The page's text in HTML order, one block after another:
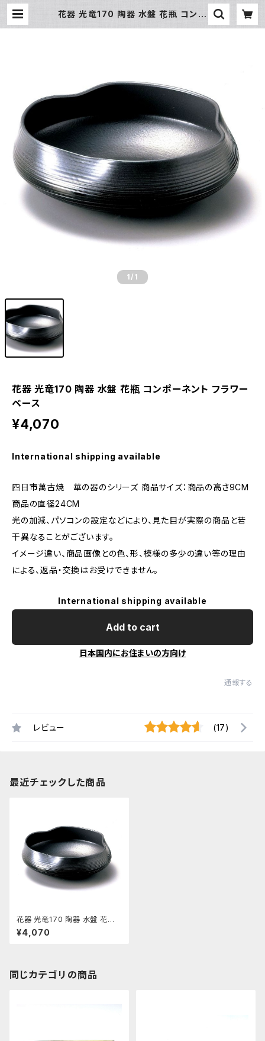
花器 光竜170 陶器 水盤 花瓶 コンポ
1 /1
花器 光竜170 陶器 水盤 花瓶 コンポーネント フラワー
ベース
¥4,070
International shipping available
四日市萬古焼 華の器のシリーズ 商品サイズ：商品の高さ9CM
商品の直径24CM
光の加減、パソコンの設定などにより、見た目が実際の商品と若
干異なることがございます。
イメージ違い、商品画像との色、形、模様の多少の違い等の理由
による、返品・交換はお受けできません。
International shipping available
Add to cart
日本国内にお住まいの方向け
通報する
レビュー (17)
最近チェックした商品
花器 光竜170 陶器 水盤 花瓶
コンポーネント フラワーベース
¥4,070
同じカテゴリの商品